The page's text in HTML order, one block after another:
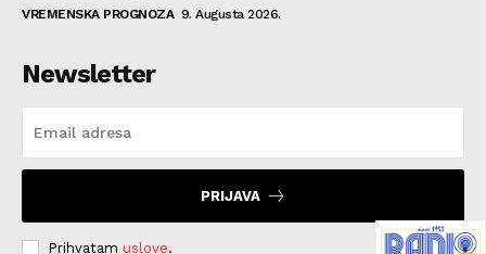
VREMENSKA PROGNOZA 9. Augusta 2026.
Newsletter
PRIJAVA
Prihvatam uslove.